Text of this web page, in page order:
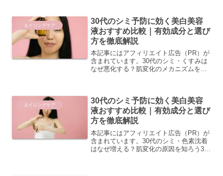
加齢による肌機能の変化...
エイジングケア
30代のシミ予防に効く美白美容
液おすすめ比較｜有効成分と選び
方を徹底解説
本記事にはアフィリエイト広告（PR）が
含まれています。30代のシミ・くすみは
なぜ悪化する？肌変化のメカニズムを知
加齢による肌の変化が...
エイジングケア
30代のシミ予防に効く美白美容
液おすすめ比較｜有効成分と選び
方を徹底解説
本記事にはアフィリエイト広告（PR）が
含まれています。30代のシミ・色素沈着
はなぜ増える？肌変化の原因を知ろう30